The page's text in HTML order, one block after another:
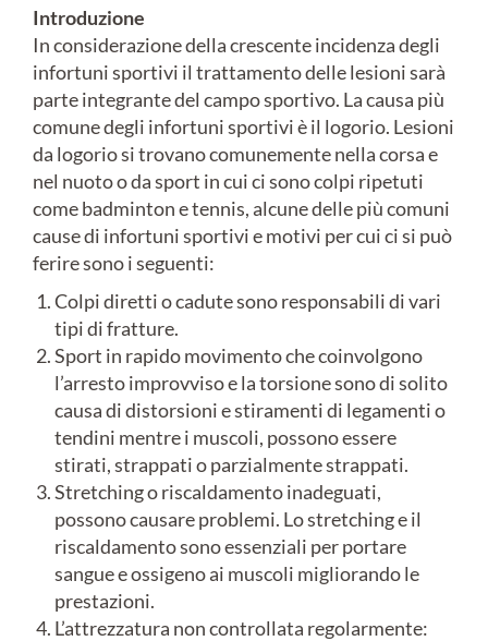
Introduzione
In considerazione della crescente incidenza degli
infortuni sportivi il trattamento delle lesioni sarà
parte integrante del campo sportivo. La causa più
comune degli infortuni sportivi è il logorio. Lesioni
da logorio si trovano comunemente nella corsa e
nel nuoto o da sport in cui ci sono colpi ripetuti
come badminton e tennis, alcune delle più comuni
cause di infortuni sportivi e motivi per cui ci si può
ferire sono i seguenti:
Colpi diretti o cadute sono responsabili di vari
tipi di fratture.
Sport in rapido movimento che coinvolgono
l’arresto improvviso e la torsione sono di solito
causa di distorsioni e stiramenti di legamenti o
tendini mentre i muscoli, possono essere
stirati, strappati o parzialmente strappati.
Stretching o riscaldamento inadeguati,
possono causare problemi. Lo stretching e il
riscaldamento sono essenziali per portare
sangue e ossigeno ai muscoli migliorando le
prestazioni.
L’attrezzatura non controllata regolarmente: